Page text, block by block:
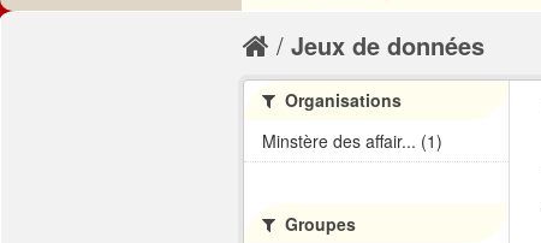
Jeux de données
Organisations
Minstère des affair... (1)
Groupes